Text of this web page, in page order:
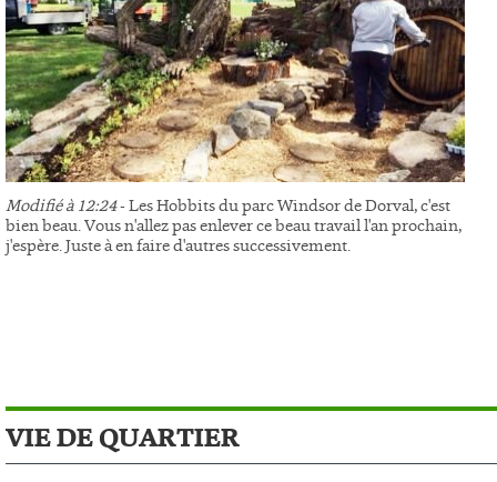
Modifié à 12:24- Les Hobbits du parc Windsor de Dorval, c'est
bien beau. Vous n'allez pas enlever ce beau travail l'an prochain,
j'espère. Juste à en faire d'autres successivement.
VIE DE QUARTIER